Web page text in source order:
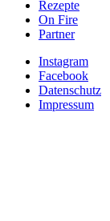
Rezepte
On Fire
Partner
Instagram
Facebook
Datenschutz
Impressum